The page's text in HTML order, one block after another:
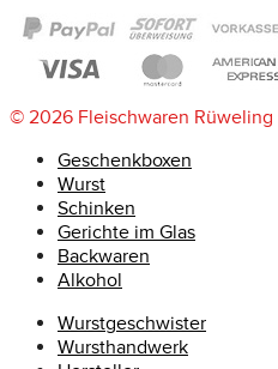
© 2026 Fleischwaren Rüweling
Geschenkboxen
Wurst
Schinken
Gerichte im Glas
Backwaren
Alkohol
Wurstgeschwister
Wursthandwerk